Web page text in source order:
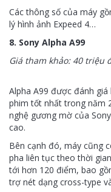
Các thông số của máy
lý hình ảnh Expeed 4…
8. Sony Alpha A99
Giá tham khảo: 40 triệu
Alpha A99 được đánh
phim tốt nhất trong năm
nghệ gương mờ của
cao.
Bên cạnh đó, máy cũng
pha liên tục theo thời
tới hơn 120 điểm, bao
trợ nét dạng cross-type